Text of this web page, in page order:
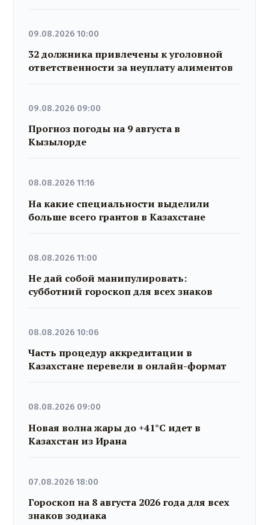
09.08.2026 10:00
32 должника привлечены к уголовной
ответственности за неуплату алиментов
09.08.2026 09:00
Прогноз погоды на 9 августа в
Кызылорде
08.08.2026 11:16
На какие специальности выделили
больше всего грантов в Казахстане
08.08.2026 11:00
Не дай собой манипулировать:
субботний гороскоп для всех знаков
08.08.2026 10:06
Часть процедур аккредитации в
Казахстане перевели в онлайн-формат
08.08.2026 09:00
Новая волна жары до +41°C идет в
Казахстан из Ирана
07.08.2026 18:00
Гороскоп на 8 августа 2026 года для всех
знаков зодиака